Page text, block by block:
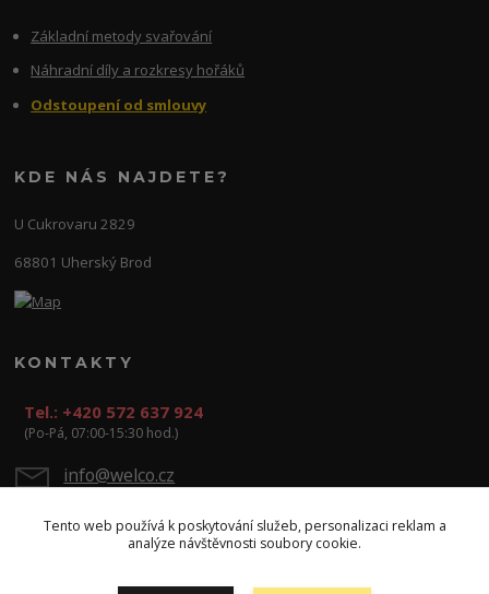
Základní metody svařování
Náhradní díly a rozkresy hořáků
Odstoupení od smlouvy
KDE NÁS NAJDETE?
U Cukrovaru 2829
68801 Uherský Brod
KONTAKTY
Tel.: +420 572 637 924
(Po-Pá, 07:00-15:30 hod.)
info@welco.cz
Tento web používá k poskytování služeb, personalizaci reklam a
analýze návštěvnosti soubory cookie.